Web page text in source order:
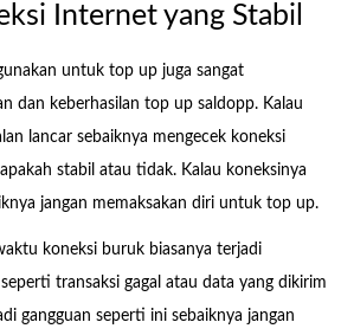
Internet yang Stabil
untuk top up juga sangat
dan keberhasilan top up saldopp. Kalau
lancar sebaiknya mengecek koneksi
stabil atau tidak. Kalau koneksinya
jangan memaksakan diri untuk top up.
koneksi buruk biasanya terjadi
transaksi gagal atau data yang dikirim
gangguan seperti ini sebaiknya jangan